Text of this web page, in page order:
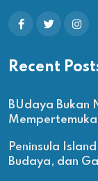
Recent
BUdaya Bukan
Peninsula
Budaya, dan